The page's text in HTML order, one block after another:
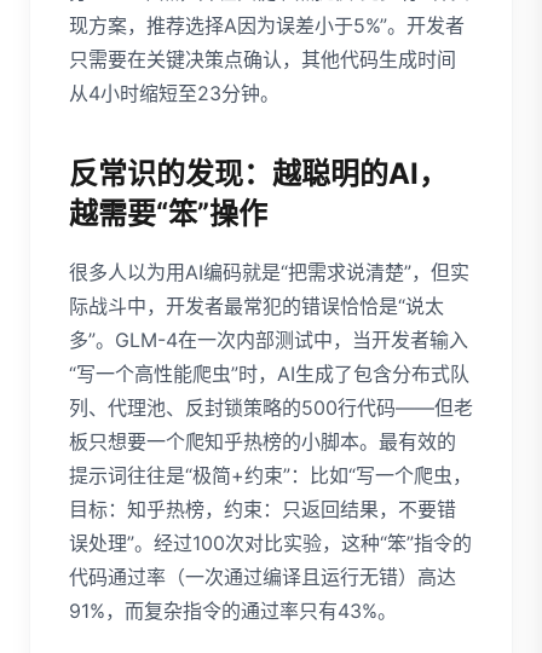
现方案，推荐选择A因为误差小于5%”。开发者
只需要在关键决策点确认，其他代码生成时间
从4小时缩短至23分钟。
反常识的发现：越聪明的AI，
越需要“笨”操作
很多人以为用AI编码就是“把需求说清楚”，但实
际战斗中，开发者最常犯的错误恰恰是“说太
多”。GLM-4在一次内部测试中，当开发者输入
“写一个高性能爬虫”时，AI生成了包含分布式队
列、代理池、反封锁策略的500行代码——但老
板只想要一个爬知乎热榜的小脚本。最有效的
提示词往往是“极简+约束”：比如“写一个爬虫，
目标：知乎热榜，约束：只返回结果，不要错
误处理”。经过100次对比实验，这种“笨”指令的
代码通过率（一次通过编译且运行无错）高达
91%，而复杂指令的通过率只有43%。